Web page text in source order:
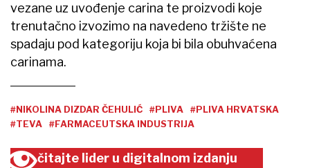
vezane uz uvođenje carina te proizvodi koje
trenutačno izvozimo na navedeno tržište ne
spadaju pod kategoriju koja bi bila obuhvaćena
carinama.
#NIKOLINA DIZDAR ČEHULIĆ #PLIVA
#PLIVA HRVATSKA
#TEVA
#FARMACEUTSKA INDUSTRIJA
čitajte lider u digitalnom izdanju